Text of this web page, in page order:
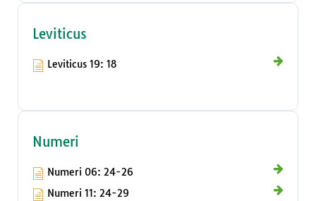
Leviticus
Leviticus 19: 18
Numeri
Numeri 06: 24-26
Numeri 11: 24-29